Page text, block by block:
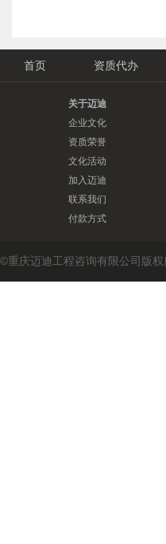
首页 资质代办
关于迈迪
企业文化
资质荣誉
文化活动
加入迈迪
联系我们
付款方式
©重庆迈迪工程咨询有限公司版